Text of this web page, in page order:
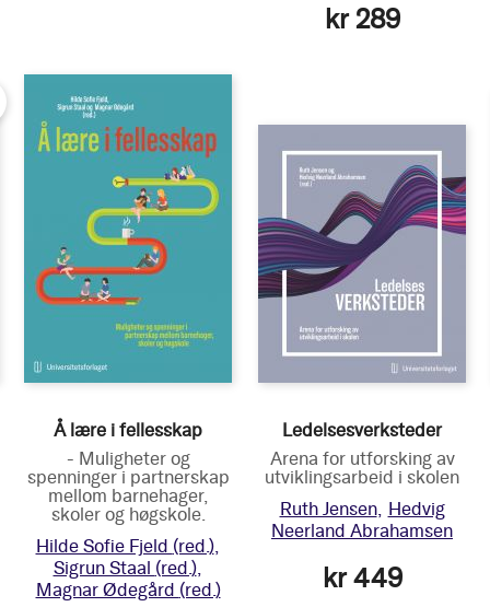
kr 289
Å lære i fellesskap
- Muligheter og
spenninger i partnerskap
mellom barnehager,
skoler og høgskole.
Hilde Sofie Fjeld (red.)
Sigrun Staal (red.)
Magnar Ødegård (red.)
Ledelsesverksteder
Arena for utforsking av
utviklingsarbeid i skolen
Ruth Jensen Hedvig
Neerland Abrahamsen
kr 449